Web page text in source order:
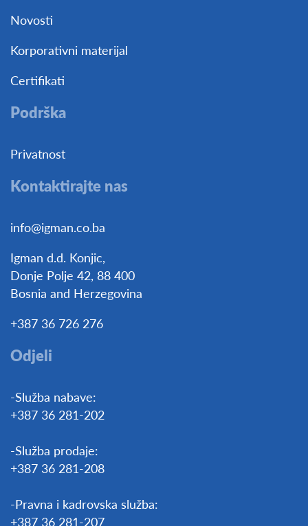
Novosti
Korporativni materijal
Certifikati
Podrška
Privatnost
Kontaktirajte nas
info@igman.co.ba
Igman d.d. Konjic,
Donje Polje 42, 88 400
Bosnia and Herzegovina
+387 36 726 276
Odjeli
-Služba nabave:
+387 36 281-202
-Služba prodaje:
+387 36 281-208
-Pravna i kadrovska služba:
+387 36 281-207